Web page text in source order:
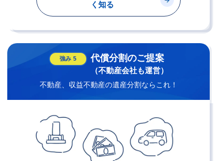
く知る
強み 5 代償分割のご提案
（不動産会社も運営）
不動産、収益不動産の遺産分割ならこれ！